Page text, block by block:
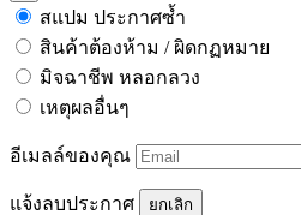
สแปม ประกาศซ้ำ
สินค้าต้องห้าม / ผิดกฏหมาย
มิจฉาชีพ หลอกลวง
เหตุผลอื่นๆ
อีเมลล์ของคุณ
แจ้งลบประกาศ ยกเลิก